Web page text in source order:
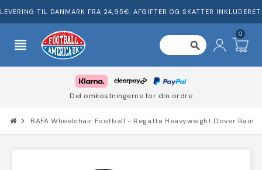
LEVERING TIL DANMARK FRA 24,95€. AFGIFTER OG SKATTER INKLUDERET.
view_headline search
0
Del omkostningerne for din ordre
chevron_right BAFA Wheelchair Football - Regatta Heavyweight Dover Rain